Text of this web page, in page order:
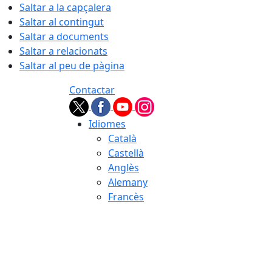
Saltar a la capçalera
Saltar al contingut
Saltar a documents
Saltar a relacionats
Saltar al peu de pàgina
Contactar
Idiomes
Català
Castellà
Anglès
Alemany
Francès